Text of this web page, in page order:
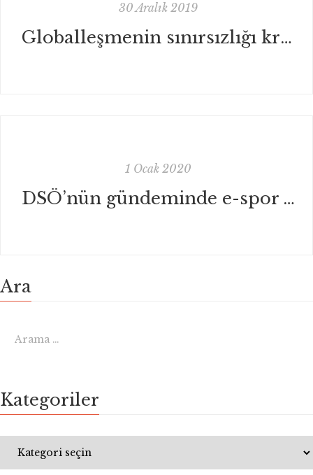
30 Aralık 2019
Globalleşmenin sınırsızlığı krizin adı oldu
1 Ocak 2020
DSÖ’nün gündeminde e-spor ve oyun bağımlılığı var
Ara
Kategoriler